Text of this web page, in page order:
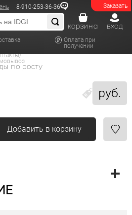
Заказать
8-910-253-36-36
Оплата при
получении
вход
корзина
руб.
по росту
Добавить в корзину